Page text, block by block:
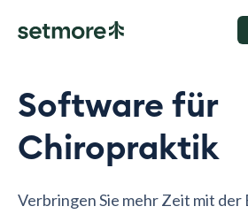
Software für
Chiropraktik
Verbringen Sie mehr Zeit mit der